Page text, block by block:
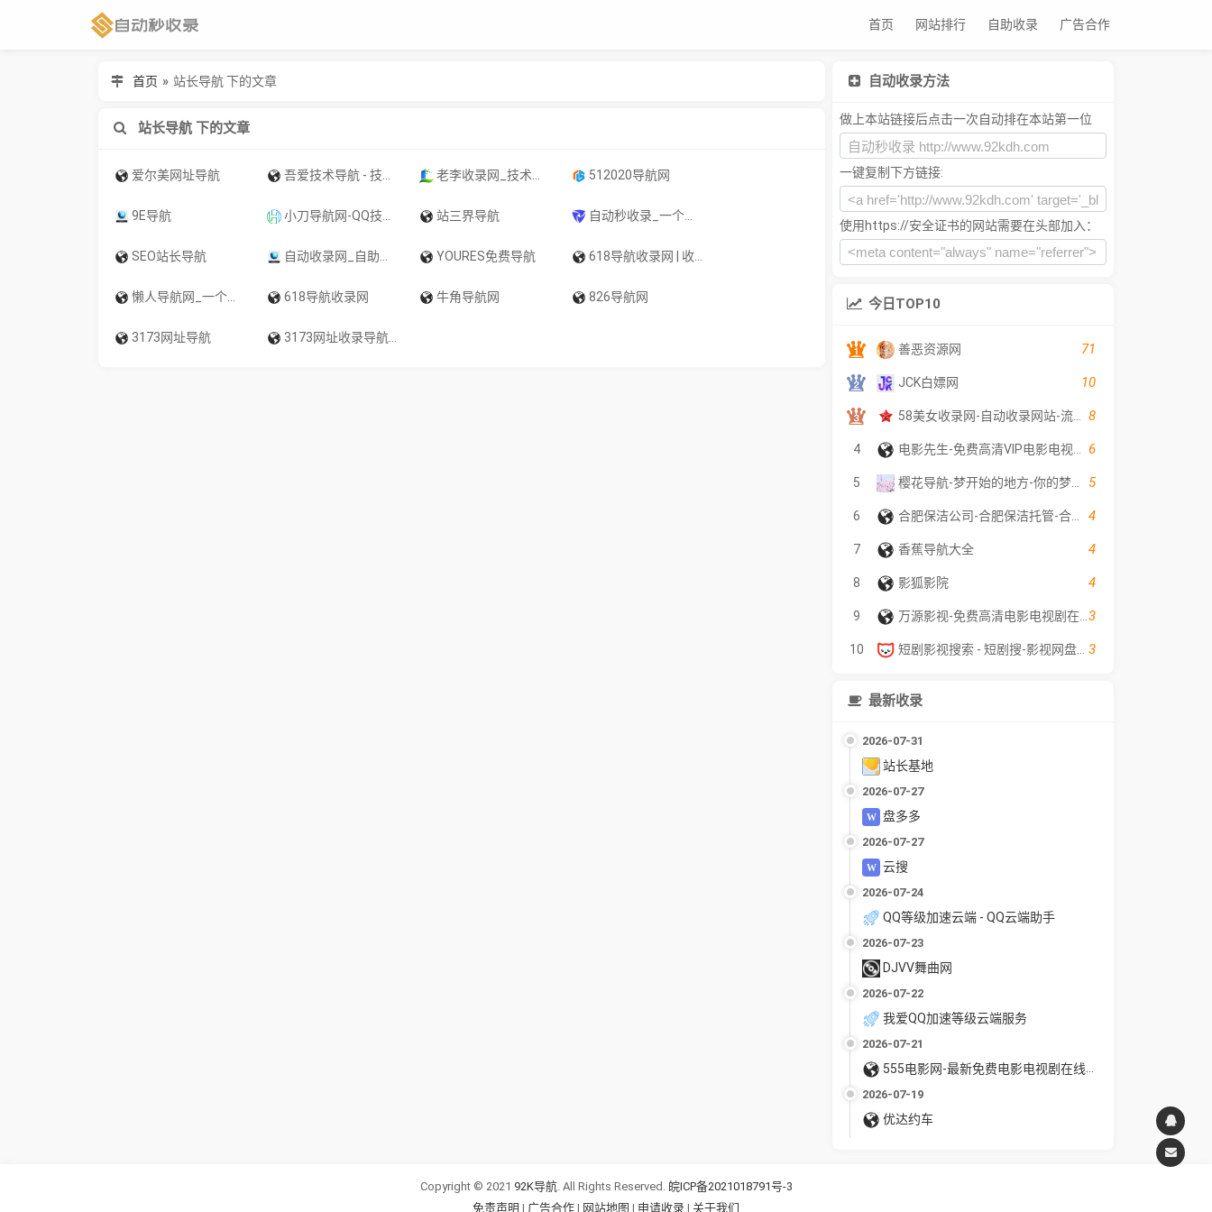
首页 网站排行 自助收录 广告合作
首页 » 站长导航 下的文章
站长导航 下的文章
爱尔美网址导航 吾爱技术导航 - 技术教程站长导航及站长分享推广平台 老李收录网_技术导航，滚石技术导航，打造中国最具影响力的网站交流和展示平台 512020导航网
9E导航 小刀导航网-QQ技术导航,学习技术和找AI资源网从小刀导航网开始！ 站三界导航 自动秒收录_一个优秀的免费收录网站_专注网址收录研究_高效网站优化推广专家
SEO站长导航 自动收录网_自助提交_网站导航_网站收录 - 9E导航网 YOURES免费导航 618导航收录网 | 收录网,万能秒收录,最新秒收录,自动秒收录网,自动审核导航,自动秒收录网
懒人导航网_一个优秀的免费收录网站_专注网址收录研究_高效网站优化推广专家 618导航收录网 牛角导航网 826导航网
3173网址导航 3173网址收录导航-自助网址提交自动收录
自动收录方法
做上本站链接后点击一次自动排在本站第一位
一键复制下方链接:
使用https://安全证书的网站需要在头部加入：
今日TOP10
善恶资源网 71
JCK白嫖网 10
8
4 6
5 5
6 4
7 香蕉导航大全 4
8 影狐影院 4
9 3
10 3
最新收录
2026-07-31
站长基地
2026-07-27
盘多多
2026-07-27
云搜
2026-07-24
QQ等级加速云端 - QQ云端助手
2026-07-23
DJVV舞曲网
2026-07-22
我爱QQ加速等级云端服务
2026-07-21
555电影网-最新免费电影电视剧在线观看
2026-07-19
优达约车
Copyright © 2021 92K导航. All Rights Reserved. 皖ICP备2021018791号-3
免责声明 | 广告合作 | 网站地图 | 申请收录 | 关于我们